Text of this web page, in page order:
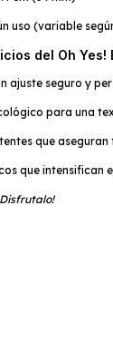
uso (variable
del Oh Yes!
ajuste seguro y
para una
que
que intensifican